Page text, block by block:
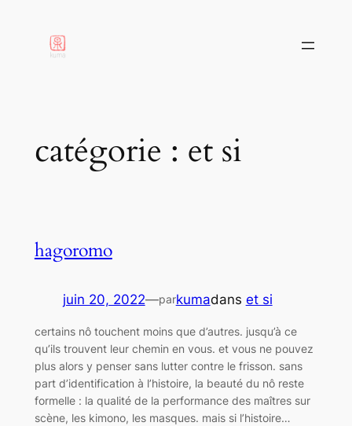
contenu
catégorie : et si
hagoromo
juin 20, 2022—parkumadans et si
certains nô touchent moins que d’autres. jusqu’à ce
qu’ils trouvent leur chemin en vous. et vous ne pouvez
plus alors y penser sans lutter contre le frisson. sans
part d’identification à l’histoire, la beauté du nô reste
formelle : la qualité de la performance des maîtres sur
scène, les kimono, les masques. mais si l’histoire…